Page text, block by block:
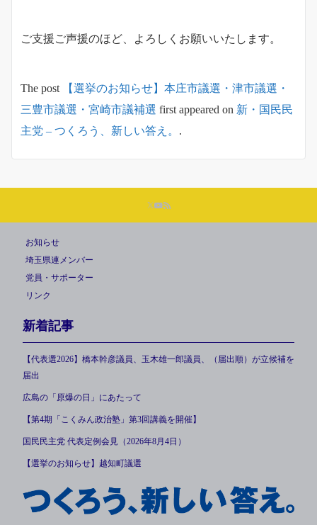
ご支援ご声援のほど、よろしくお願いいたします。
The post
【選挙のお知らせ】本庄市議選・津市議選・
三豊市議選・宮崎市議補選 first appeared on 新・国民民
主党 – つくろう、新しい答え。 .
お知らせ
埼玉県連メンバー
党員・サポーター
リンク
新着記事
【代表選2026】橋本幹彦議員、玉木雄一郎議員、（届出順）が立候補を
届出
広島の「原爆の日」にあたって
【第4期「こくみん政治塾」第3回講義を開催】
国民民主党 代表定例会見（2026年8月4日）
【選挙のお知らせ】越知町議選